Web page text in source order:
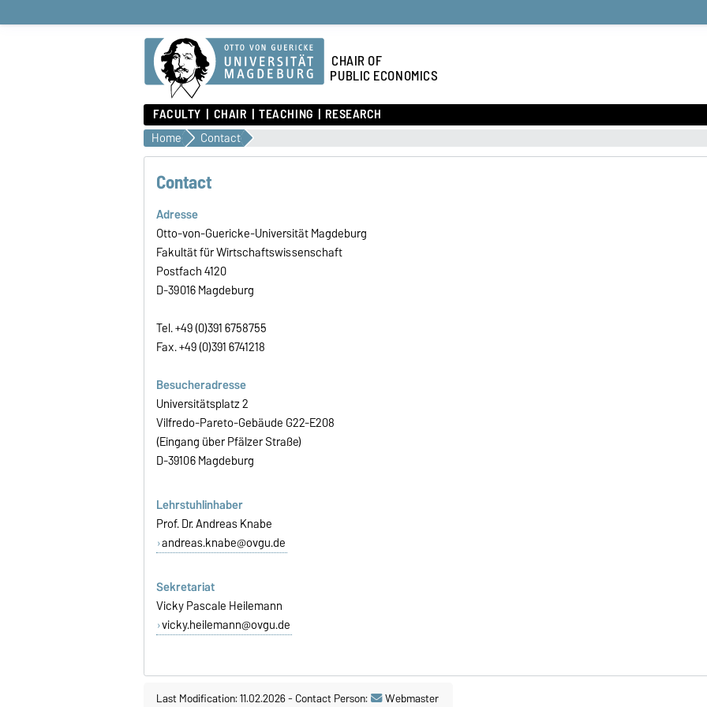
CHAIR OF
PUBLIC ECONOMICS
FACULTY CHAIR TEACHING RESEARCH
Home Contact
Contact
Adresse
Otto-von-Guericke-Universität Magdeburg
Fakultät für Wirtschaftswissenschaft
Postfach 4120
D-39016 Magdeburg
Tel.+49 (0)391 6758755
Fax.+49 (0)391 6741218
Besucheradresse
Universitätsplatz 2
Vilfredo-Pareto-Gebäude G22-E208
(Eingang über Pfälzer Straße)
D-39106 Magdeburg
Lehrstuhlinhaber
Prof. Dr. Andreas Knabe
andreas.knabe@ovgu.de
Sekretariat
Vicky Pascale Heilemann
vicky.heilemann@ovgu.de
Last Modification: 11.02.2026-Contact Person: Webmaster